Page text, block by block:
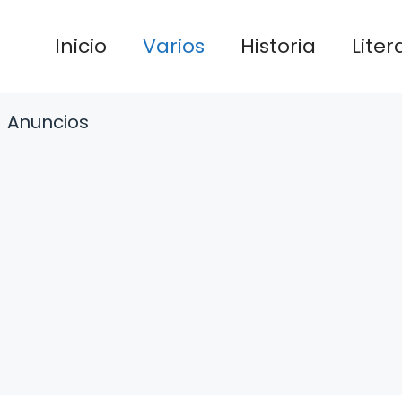
Inicio Varios Historia
Anuncios